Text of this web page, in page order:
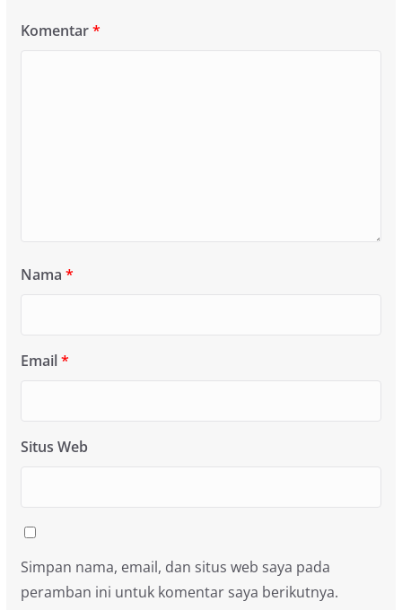
Komentar*
Nama *
Email*
Situs Web
Simpan nama, email, dan situs web saya pada
peramban ini untuk komentar saya berikutnya.